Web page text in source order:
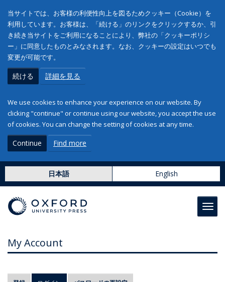
当サイトでは、お客様の利便性向上を図るためクッキー（Cookie）を
利用しています。お客様は、「続ける」のリンクをクリックするか、引
き続き当サイトをご利用になることにより、弊社の「クッキーポリシ
ー」に同意したものとみなされます。なお、クッキーの設定はいつでも
変更が可能です。
続ける 詳細を見る
We use cookies to enhance your experience on our website. By
clicking "continue" or continue using our website, you accept the use
of cookies. You can change the setting of cookies at any time.
Continue Find more
日本語 English
My Account